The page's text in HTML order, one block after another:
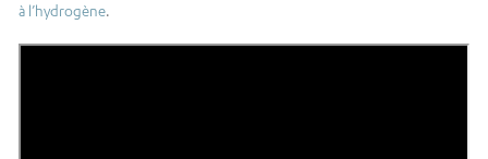
à l’hydrogène.